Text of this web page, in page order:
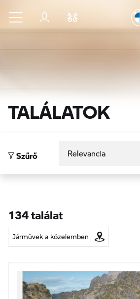
Ugrás a főtartalomra
BejelentkezésÖsszehasonlítás
TALÁLATOK
Szűrő
134 találat
Járművek a közelemben